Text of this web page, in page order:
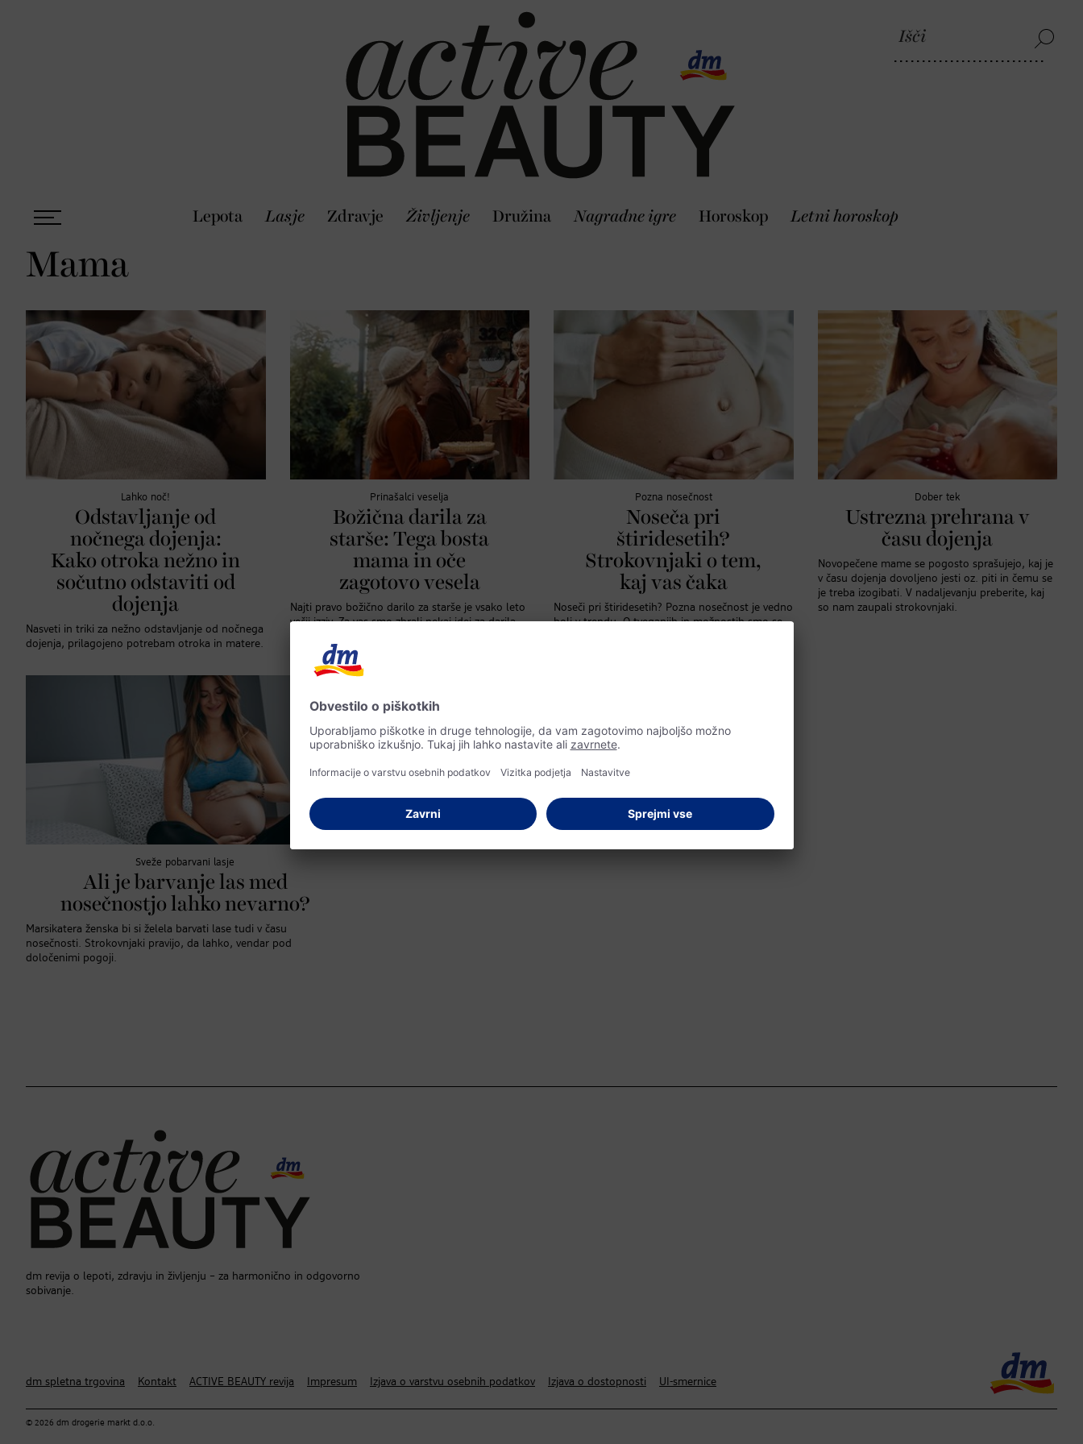
Lepota Lasje Zdravje Življenje Družina Nagradne igre Horoskop Letni horoskop
Mama
Lahko noč!
Odstavljanje od
nočnega dojenja:
Kako otroka nežno in
sočutno odstaviti od
dojenja
Nasveti in triki za nežno odstavljanje od nočnega
dojenja, prilagojeno potrebam otroka in matere.
Prinašalci veselja
Božična darila za
starše: Tega bosta
mama in oče
zagotovo vesela
Najti pravo božično darilo za starše je vsako leto
večji izziv. Za vas smo zbrali nekaj idej za darila,
Pozna nosečnost
Noseča pri
štiridesetih?
Strokovnjaki o tem,
kaj vas čaka
Noseči pri štiridesetih? Pozna nosečnost je vedno
bolj v trendu. O tveganjih in možnostih smo se
Dober tek
Ustrezna prehrana v
času dojenja
Novopečene mame se pogosto sprašujejo, kaj je
v času dojenja dovoljeno jesti oz. piti in čemu se
je treba izogibati. V nadaljevanju preberite, kaj
so nam zaupali strokovnjaki.
Sveže pobarvani lasje
Ali je barvanje las med
nosečnostjo lahko nevarno?
Marsikatera ženska bi si želela barvati lase tudi v času
nosečnosti. Strokovnjaki pravijo, da lahko, vendar pod
določenimi pogoji.
dm revija o lepoti, zdravju in življenju – za harmonično in odgovorno
sobivanje.
dm spletna trgovina Kontakt ACTIVE BEAUTY revija Impresum Izjava o varstvu osebnih podatkov Izjava o dostopnosti UI-smernice
© 2026 dm drogerie markt d.o.o.